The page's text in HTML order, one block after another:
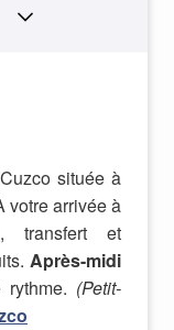
située à
votre arrivée à
transfert et
Après-midi
(Petit-